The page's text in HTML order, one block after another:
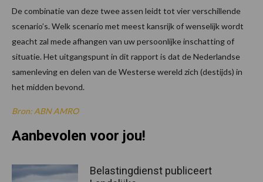
De combinatie van deze twee assen leidt tot vier verschillende
scenario’s. Welk scenario met meest kansrijk of wenselijk wordt
geacht zal mede afhangen van uw persoonlijke inschatting of
situatie. Het uitgangspunt in dit rapport is dat de Nederlandse
samenleving en delen van de Westerse wereld zich (destijds) in
het midden bevond.
Bron: ABN AMRO
Aanbevolen voor jou!
Belastingdienst publiceert